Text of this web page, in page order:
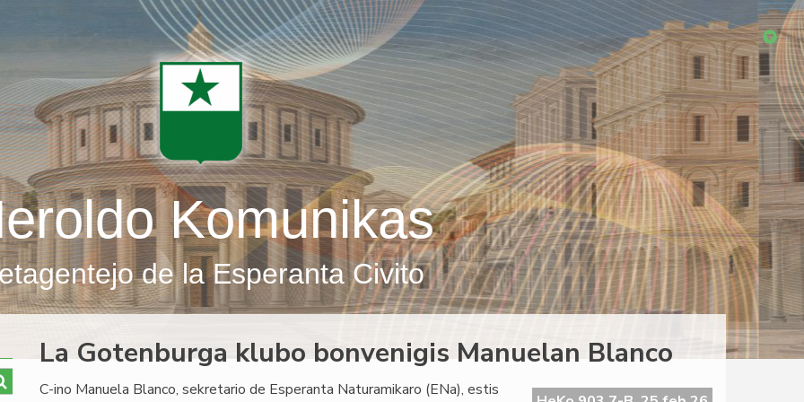
Komunikas
de la Esperanta Civito
La Gotenburga klubo bonvenigis Manuelan Blanco
C-ino Manuela Blanco, sekretario de Esperanta Naturamikaro (ENa), estis